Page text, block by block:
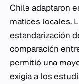
Chile adaptaron
matices locales.
estandarización
comparación
permitió una
exigía a los